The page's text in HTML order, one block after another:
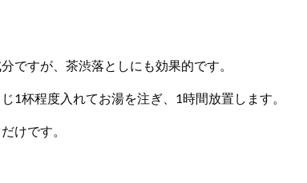
ですが、茶渋落としにも効果的です。
1杯程度入れてお湯を注ぎ、1時間放置します。
けです。